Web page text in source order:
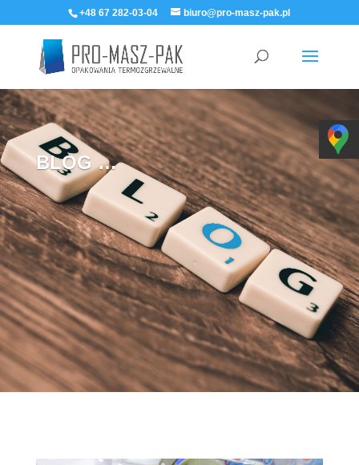
+48 67 282-03-04 biuro@pro-masz-pak.pl
BLOG …